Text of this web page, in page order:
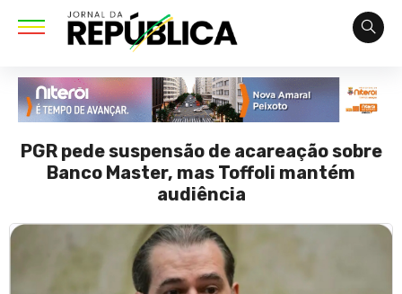
PGR pede suspensão de acareação sobre
Banco Master, mas Toffoli mantém
audiência